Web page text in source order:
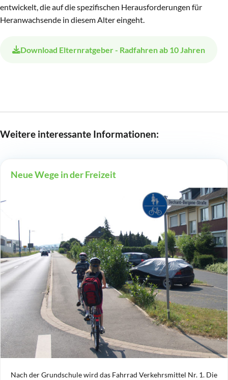
entwickelt, die auf die spezifischen Herausforderungen für
Heranwachsende in diesem Alter eingeht.
Download Elternratgeber - Radfahren ab 10 Jahren
Weitere interessante Informationen:
Neue Wege in der Freizeit
Nach der Grundschule wird das Fahrrad Verkehrsmittel Nr. 1. Die